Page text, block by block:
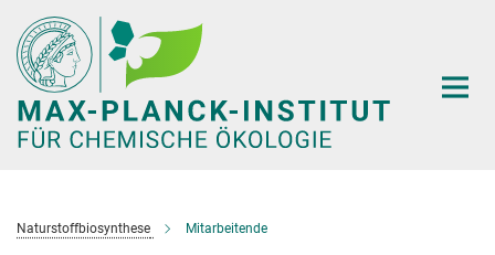
Hauptinhalt
Naturstoffbiosynthese Mitarbeitende